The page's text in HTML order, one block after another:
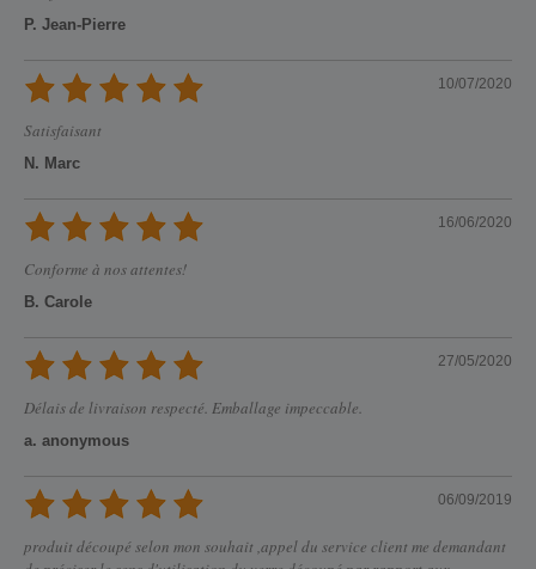
P. Jean-Pierre
10/07/2020
Satisfaisant
N. Marc
16/06/2020
Conforme à nos attentes!
B. Carole
27/05/2020
Délais de livraison respecté. Emballage impeccable.
a. anonymous
06/09/2019
produit découpé selon mon souhait ,appel du service client me demandant